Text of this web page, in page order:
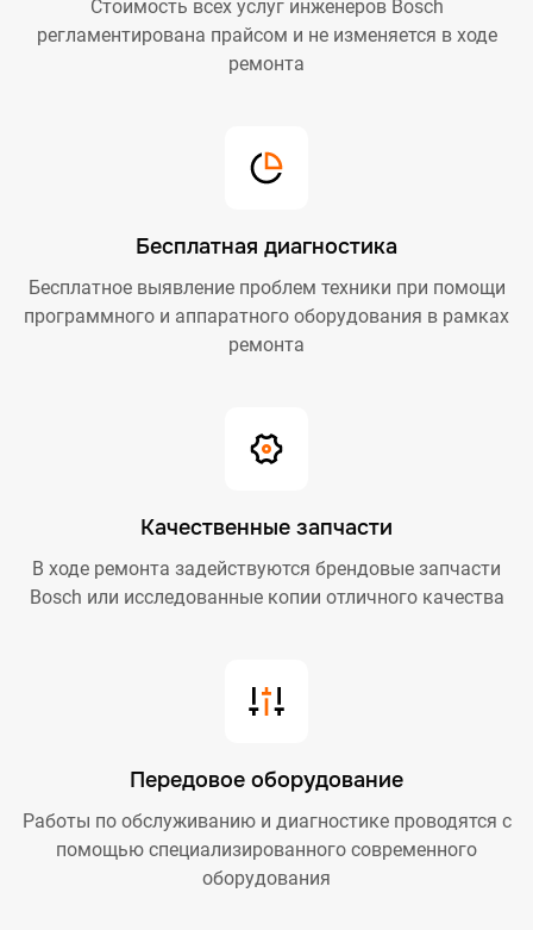
Стоимость всех услуг инженеров Bosch
регламентирована прайсом и не изменяется в ходе
ремонта
Бесплатная диагностика
Бесплатное выявление проблем техники при помощи
программного и аппаратного оборудования в рамках
ремонта
Качественные запчасти
В ходе ремонта задействуются брендовые запчасти
Bosch или исследованные копии отличного качества
Передовое оборудование
Работы по обслуживанию и диагностике проводятся с
помощью специализированного современного
оборудования